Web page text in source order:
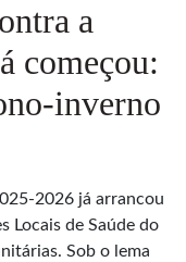
a
começou:
inverno
2026 já arrancou
Locais de Saúde do
Sob o lema